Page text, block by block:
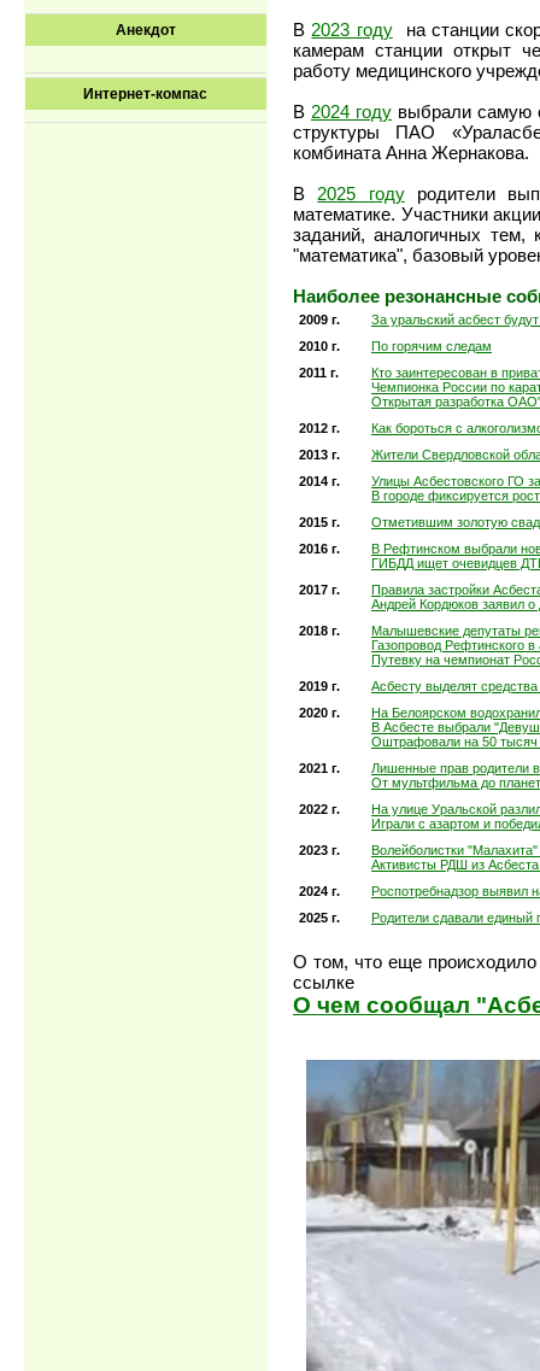
Анекдот
Интернет-компас
В 2023 годуна станции
камерам станции открыт
работу медицинского
В 2024 году выбрали самую
структуры ПАО
комбината Анна Жернакова.
В 2025 годуродители
математике. Участники
заданий, аналогичных
"математика", базовый
Наиболее резонансные
2009 г.
За уральский асбест
2010 г.
По горячим следам
2011 г.
Кто заинтересован в
Чемпионка России по
Открытая разработка
2012 г.
Как бороться с
2013 г.
Жители Свердловской
2014 г.
Улицы Асбестовского ГО
В городе фиксируется
2015 г.
Отметившим золотую
2016 г.
В Рефтинском выбрали
ГИБДД ищет очевидцев
2017 г.
Правила застройки
Андрей Кордюков заявил
2018 г.
Малышевские депутаты
Газопровод Рефтинского
Путевку на чемпионат
2019 г.
Асбесту выделят средства
2020 г.
На Белоярском
В Асбесте выбрали
Оштрафовали на 50 тысяч
2021 г.
Лишенные прав родители
От мультфильма до
2022 г.
На улице Уральской
Играли с азартом и
2023 г.
Волейболистки
Активисты РДШ из
2024 г.
Роспотребнадзор выявил
2025 г.
Родители сдавали единый
О том, что еще происходило
ссылке
О чем сообщал